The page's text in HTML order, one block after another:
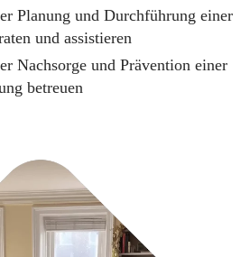
Planung und Durchführung einer
und assistieren
Nachsorge und Prävention einer
betreuen